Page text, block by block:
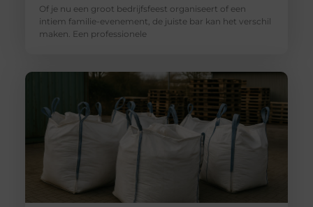
Of je nu een groot bedrijfsfeest organiseert of een
intiem familie-evenement, de juiste bar kan het verschil
maken. Een professionele